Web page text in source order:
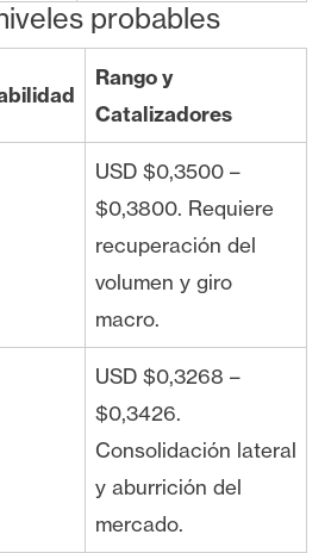
probables
Rango y
Catalizadores
USD $0,3500 –
$0,3800. Requiere
recuperación del
volumen y giro
macro.
USD $0,3268 –
$0,3426.
Consolidación lateral
y aburrición del
mercado.